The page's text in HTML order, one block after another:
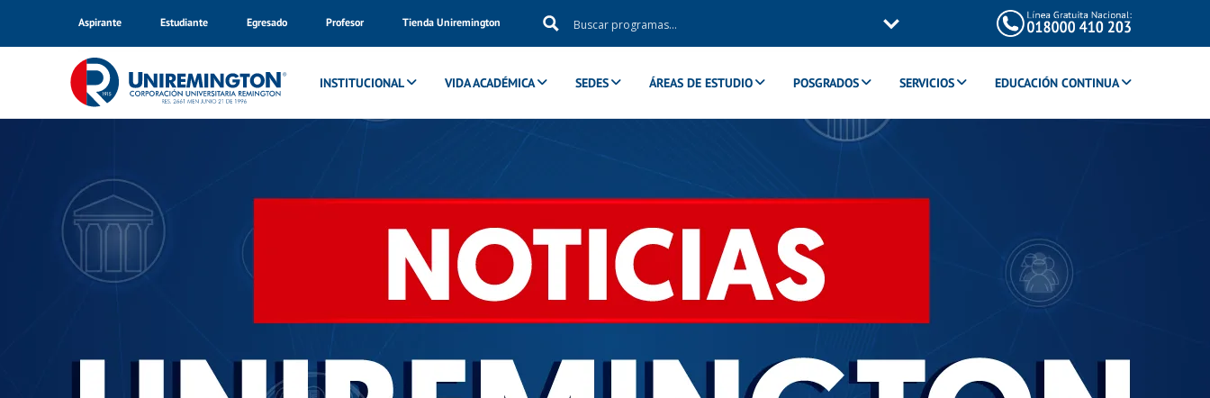
Aspirante Estudiante Egresado Profesor Tienda Uniremington
INSTITUCIONAL VIDA ACADÉMICA SEDES ÁREAS DE ESTUDIO POSGRADOS SERVICIOS EDUCACIÓN CONTINUA
Inicio Noticias